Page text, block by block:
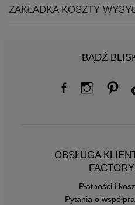
ZAKŁADKA KOSZTY
BĄDŹ
OBSŁUGA
Płatności i
Pytania o